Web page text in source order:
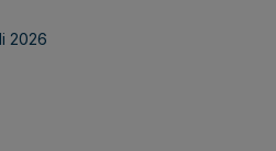
2026